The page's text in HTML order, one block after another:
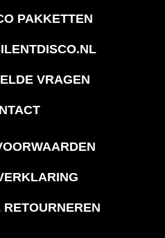
PAKKETTEN
VRAGEN